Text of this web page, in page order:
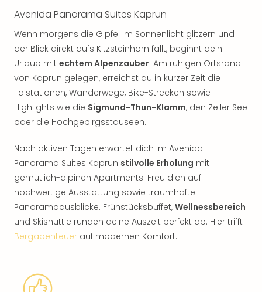
Avenida Panorama Suites Kaprun
Wenn morgens die Gipfel im Sonnenlicht glitzern und
der Blick direkt aufs Kitzsteinhorn fällt, beginnt dein
Urlaub mit echtem Alpenzauber. Am ruhigen Ortsrand
von Kaprun gelegen, erreichst du in kurzer Zeit die
Talstationen, Wanderwege, Bike-Strecken sowie
Highlights wie die Sigmund-Thun-Klamm, den Zeller See
oder die Hochgebirgsstauseen.
Nach aktiven Tagen erwartet dich im Avenida
Panorama Suites Kaprun stilvolle Erholung mit
gemütlich-alpinen Apartments. Freu dich auf
hochwertige Ausstattung sowie traumhafte
Panoramaausblicke. Frühstücksbuffet, Wellnessbereich
und Skishuttle runden deine Auszeit perfekt ab. Hier trifft
Bergabenteuer auf modernen Komfort.